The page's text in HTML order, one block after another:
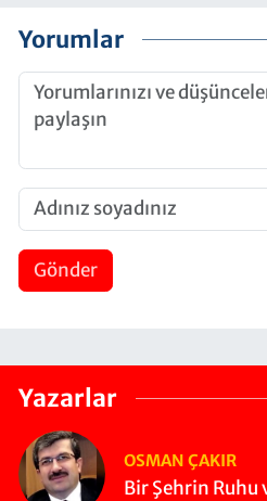
Yorumlar
Gönder
Yazarlar
OSMAN ÇAKIR
Bir Şehrin